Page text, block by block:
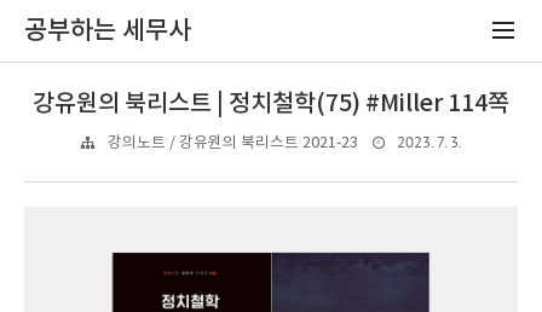
공부하는 세무사
강유원의 북리스트 | 정치철학(75) #Miller 114쪽
강의노트 / 강유원의 북리스트 2021-23 2023. 7. 3.